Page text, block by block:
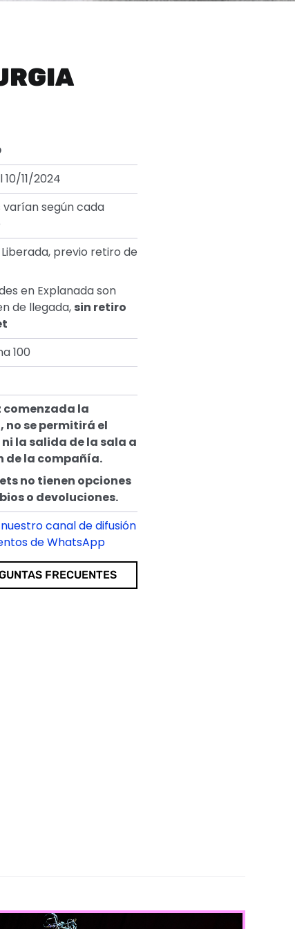
11/2024
varían según cada
previo retiro de
en Explanada son
de llegada, sin retiro
100
comenzada la
no se permitirá el
la salida de la sala a
de la compañía.
no tienen opciones
o devoluciones.
canal de difusión
de WhatsApp
FRECUENTES